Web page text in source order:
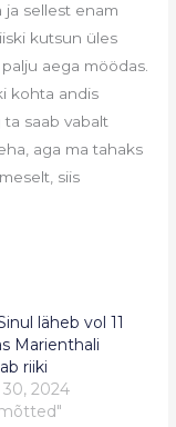
sellest enam
kutsun üles
aega möödas.
kohta andis
saab vabalt
aga ma tahaks
siis
läheb vol 11
Marienthali
riiki
2024